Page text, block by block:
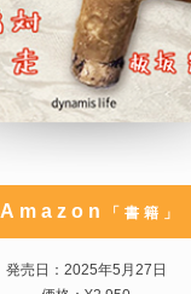
Amazon 「書籍」
発売日：2025年5月27日